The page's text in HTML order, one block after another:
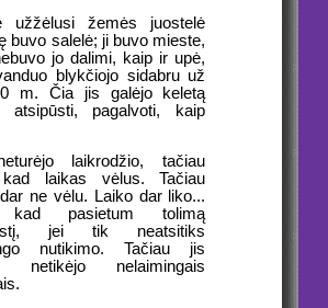
užžėlusi žemės juostelė
buvo salelė; ji buvo mieste,
jo dalimi, kaip ir upė,
blykčiojo sidabru už
m. Čia jis galėjo keletą
atsipūsti, pagalvoti, kaip
laikrodžio, tačiau
laikas vėlus. Tačiau
ne vėlu. Laiko dar liko...
kad pasietum tolimą
jei tik neatsitiks
nutikimo. Tačiau jis
netikėjo nelaimingais